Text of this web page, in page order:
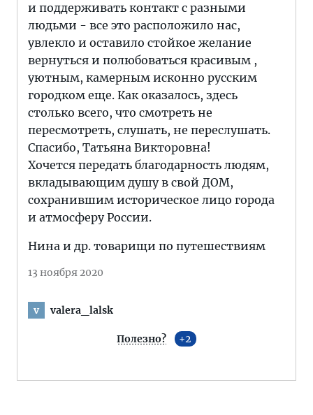
и поддерживать контакт с разными
людьми - все это расположило нас,
увлекло и оставило стойкое желание
вернуться и полюбоваться красивым ,
уютным, камерным исконно русским
городком еще. Как оказалось, здесь
столько всего, что смотреть не
пересмотреть, слушать, не переслушать.
Спасибо, Татьяна Викторовна!
Хочется передать благодарность людям,
вкладывающим душу в свой ДОМ,
сохранившим историческое лицо города
и атмосферу России.
Нина и др. товарищи по путешествиям
13 ноября 2020
v valera_lalsk
Полезно? 2